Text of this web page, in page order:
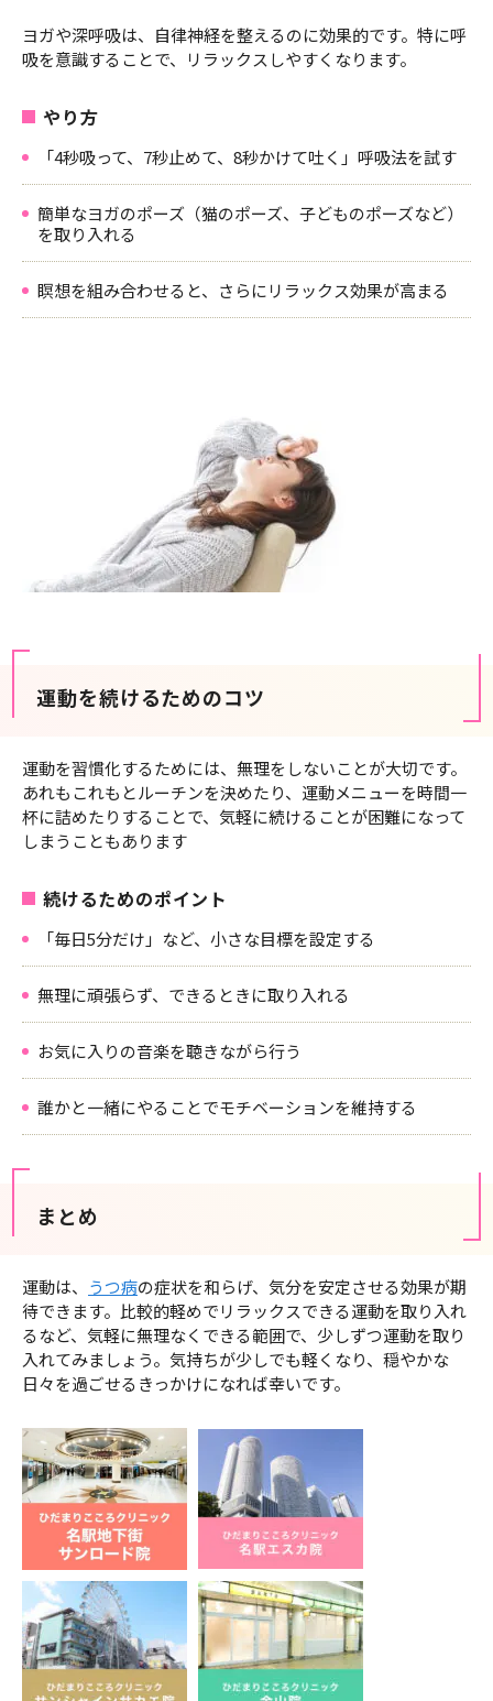
ヨガや深呼吸は、自律神経を整えるのに効果的です。特に呼
吸を意識することで、リラックスしやすくなります。
やり方
「4秒吸って、7秒止めて、8秒かけて吐く」呼吸法を試す
簡単なヨガのポーズ（猫のポーズ、子どものポーズなど）
を取り入れる
瞑想を組み合わせると、さらにリラックス効果が高まる
運動を続けるためのコツ
運動を習慣化するためには、無理をしないことが大切です。
あれもこれもとルーチンを決めたり、運動メニューを時間一
杯に詰めたりすることで、気軽に続けることが困難になって
しまうこともあります
続けるためのポイント
「毎日5分だけ」など、小さな目標を設定する
無理に頑張らず、できるときに取り入れる
お気に入りの音楽を聴きながら行う
誰かと一緒にやることでモチベーションを維持する
まとめ
運動は、 うつ病の症状を和らげ、気分を安定させる効果が期
待できます。比較的軽めでリラックスできる運動を取り入れ
るなど、気軽に無理なくできる範囲で、少しずつ運動を取り
入れてみましょう。気持ちが少しでも軽くなり、穏やかな
日々を過ごせるきっかけになれば幸いです。